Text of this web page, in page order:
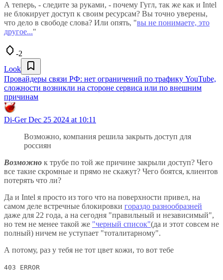
А теперь, - следите за руками, - почему Гугл, так же как и Intel
не блокирует доступ к своим ресурсам? Вы точно уверены,
что дело в свободе слова? Или опять, "вы не понимаете, это
другое..."
-2
Look
Провайдеры связи РФ: нет ограничений по трафику YouTube,
сложности возникли на стороне сервиса или по внешним
причинам
Di-GerDec 25 2024 at 10:11
Возможно, компания решила закрыть доступ для
россиян
Возможно к трубе по той же причине закрыли доступ? Чего
все такие скромные и прямо не скажут? Чего боятся, клиентов
потерять что ли?
Да и Intel я просто из того что на поверхности привел, на
самом деле встречные блокировки гораздо разнообразней
даже для 22 года, а на сегодня "правильный и независимый",
но тем не менее такой же "черный список"(да и этот совсем не
полный) ничем не уступает "тоталитарному".
А потому, раз у тебя не тот цвет кожи, то вот тебе
403 ERROR